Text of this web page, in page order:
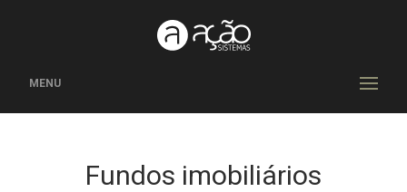
MENU
Fundos imobiliários